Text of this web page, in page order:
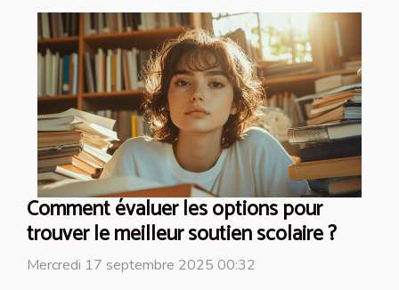
Comment évaluer les options pour
trouver le meilleur soutien scolaire ?
Mercredi 17 septembre 2025 00:32